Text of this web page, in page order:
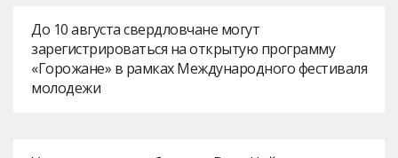
До 10 августа свердловчане могут
зарегистрироваться на открытую программу
«Горожане» в рамках Международного фестиваля
молодежи